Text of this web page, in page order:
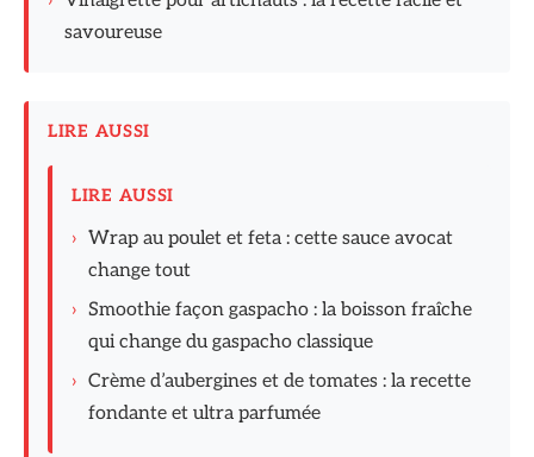
savoureuse
LIRE AUSSI
LIRE AUSSI
› Wrap au poulet et feta : cette sauce avocat
change tout
› Smoothie façon gaspacho : la boisson fraîche
qui change du gaspacho classique
› Crème d’aubergines et de tomates : la recette
fondante et ultra parfumée